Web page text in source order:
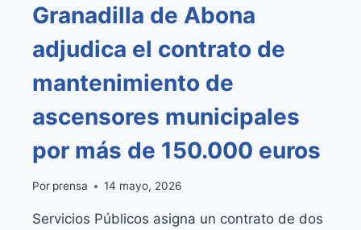
Granadilla de Abona
adjudica el contrato de
mantenimiento de
ascensores municipales
por más de 150.000 euros
Por prensa 14 mayo, 2026
Servicios Públicos asigna un contrato de dos